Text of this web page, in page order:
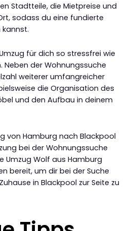
Stadtteile, die Mietpreise und
sodass du eine fundierte
für dich so stressfrei wie
der Wohnungssuche
weiterer umfangreicher
die Organisation des
und den Aufbau in deinem
von Hamburg nach Blackpool
bei der Wohnungssuche
Umzug Wolf aus Hamburg
bereit, um dir bei der Suche
in Blackpool zur Seite zu